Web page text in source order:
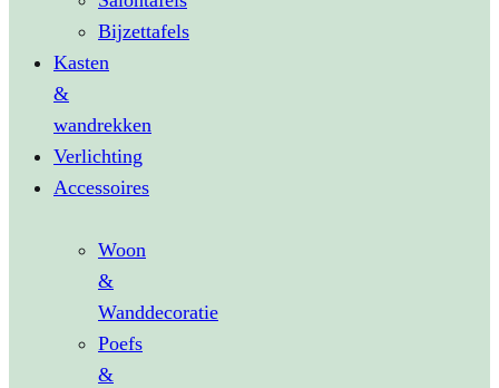
Bijzettafels
Kasten
&
wandrekken
Verlichting
Accessoires
Woon
&
Wanddecoratie
Poefs
&